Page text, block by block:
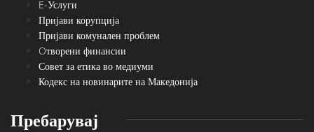
E-Услуги
Пријави корупција
Пријави комунален проблем
Oтворени финансии
Совет за етика во медиуми
Кодекс на новинарите на Македонија
Пребарувај